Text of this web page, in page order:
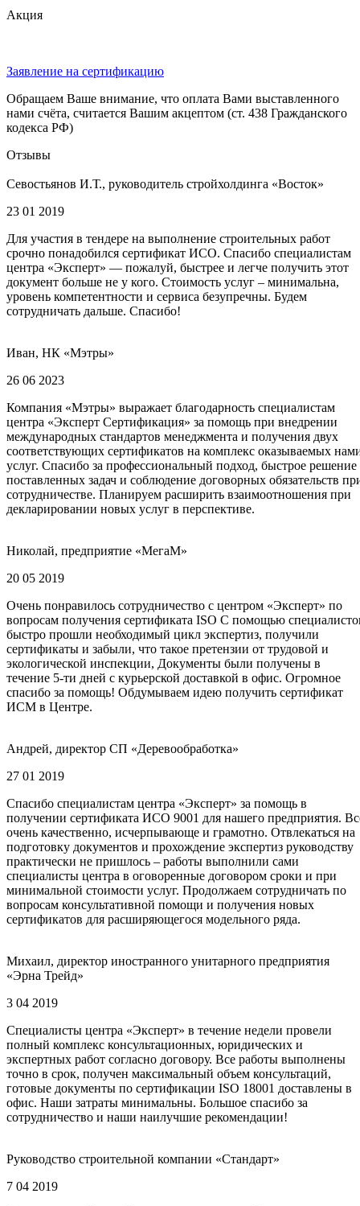
Акция
Заявление на сертификацию
Обращаем Ваше внимание, что оплата Вами выставленного
нами счёта, считается Вашим акцептом (ст. 438 Гражданского
кодекса РФ)
Отзывы
Севостьянов И.Т., руководитель стройхолдинга «Восток»
23 01 2019
Для участия в тендере на выполнение строительных работ
срочно понадобился сертификат ИСО. Спасибо специалистам
центра «Эксперт» — пожалуй, быстрее и легче получить этот
документ больше не у кого. Стоимость услуг – минимальна,
уровень компетентности и сервиса безупречны. Будем
сотрудничать дальше. Спасибо!
Иван, НК «Мэтры»
26 06 2023
Компания «Мэтры» выражает благодарность специалистам
центра «Эксперт Сертификация» за помощь при внедрении
международных стандартов менеджмента и получения двух
соответствующих сертификатов на комплекс оказываемых
услуг. Спасибо за профессиональный подход, быстрое решение
поставленных задач и соблюдение договорных обязательств
сотрудничестве. Планируем расширить взаимоотношения при
декларировании новых услуг в перспективе.
Николай, предприятие «МегаМ»
20 05 2019
Очень понравилось сотрудничество с центром «Эксперт» по
вопросам получения сертификата ISO С помощью
быстро прошли необходимый цикл экспертиз, получили
сертификаты и забыли, что такое претензии от трудовой и
экологической инспекции, Документы были получены в
течение 5-ти дней с курьерской доставкой в офис. Огромное
спасибо за помощь! Обдумываем идею получить сертификат
ИСМ в Центре.
Андрей, директор СП «Деревообработка»
27 01 2019
Спасибо специалистам центра «Эксперт» за помощь в
получении сертификата ИСО 9001 для нашего предприятия.
очень качественно, исчерпывающе и грамотно. Отвлекаться на
подготовку документов и прохождение экспертиз руководству
практически не пришлось – работы выполнили сами
специалисты центра в оговоренные договором сроки и при
минимальной стоимости услуг. Продолжаем сотрудничать по
вопросам консультативной помощи и получения новых
сертификатов для расширяющегося модельного ряда.
Михаил, директор иностранного унитарного предприятия
«Эрна Трейд»
3 04 2019
Специалисты центра «Эксперт» в течение недели провели
полный комплекс консультационных, юридических и
экспертных работ согласно договору. Все работы выполнены
точно в срок, получен максимальный объем консультаций,
готовые документы по сертификации ISO 18001 доставлены в
офис. Наши затраты минимальны. Большое спасибо за
сотрудничество и наши наилучшие рекомендации!
Руководство строительной компании «Стандарт»
7 04 2019